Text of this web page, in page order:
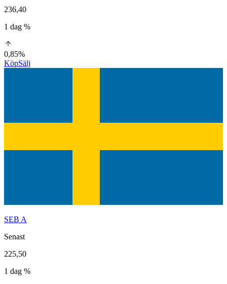
236,40
1 dag %
0,85%
KöpSälj
SEB A
Senast
225,50
1 dag %